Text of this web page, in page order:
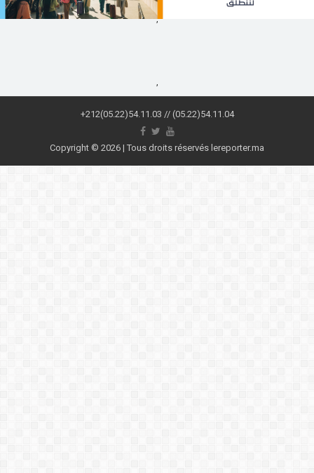
,
,
+212(05.22)54.11.03 // (05.22)54.11.04
Copyright © 2026 | Tous droits réservés lereporter.ma